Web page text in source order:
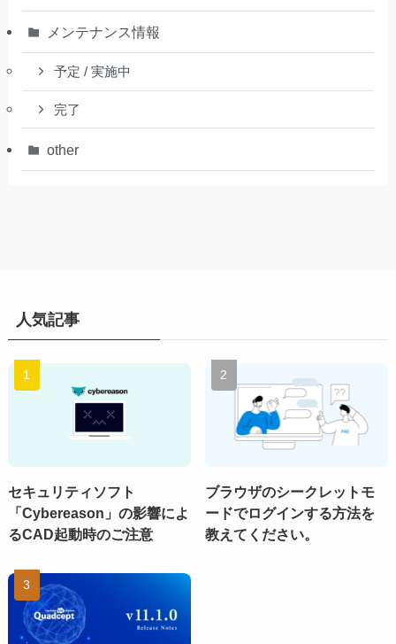
メンテナンス情報
予定 / 実施中
完了
other
人気記事
セキュリティソフト
「Cybereason」の影響によ
るCAD起動時のご注意
ブラウザのシークレットモ
ードでログインする方法を
教えてください。